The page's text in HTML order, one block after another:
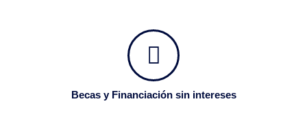
Becas y Financiación sin intereses